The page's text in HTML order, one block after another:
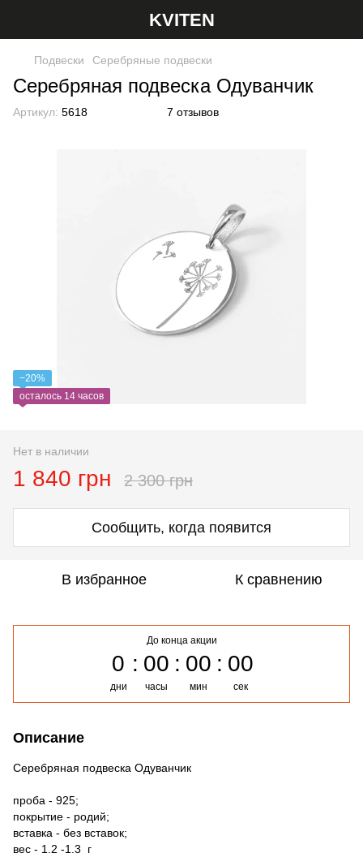
KVITEN
Подвески Серебряные подвески
Серебряная подвеска Одуванчик
Артикул: 5618 7 отзывов
−20%
осталось 14 часов
Нет в наличии
1 840 грн 2 300 грн
Сообщить, когда появится
В избранное К сравнению
До конца акции
0
дни
00
часы
00
мин
00
сек
Описание
Серебряная подвеска Одуванчик
проба - 925;
покрытие - родий;
вставка - без вставок;
вес - 1.2 -1.3 г